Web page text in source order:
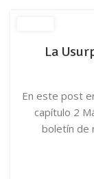
La
En este post
capítulo 2
boletín de